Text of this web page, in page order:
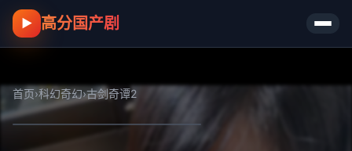
▶ 高分国产剧
首页›科幻奇幻›古剑奇谭2